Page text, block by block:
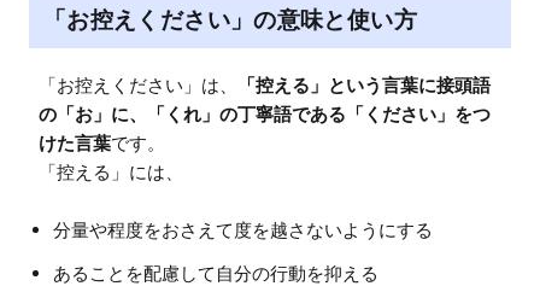
「お控えください」の意味と使い方
「お控えください」は、
「控える」という言葉に接頭語
の「お」に、「くれ」の丁寧語である「ください」をつ
けた言葉です。
分量や程度をおさえて度を越さないようにする
あることを配慮して自分の行動を抑える